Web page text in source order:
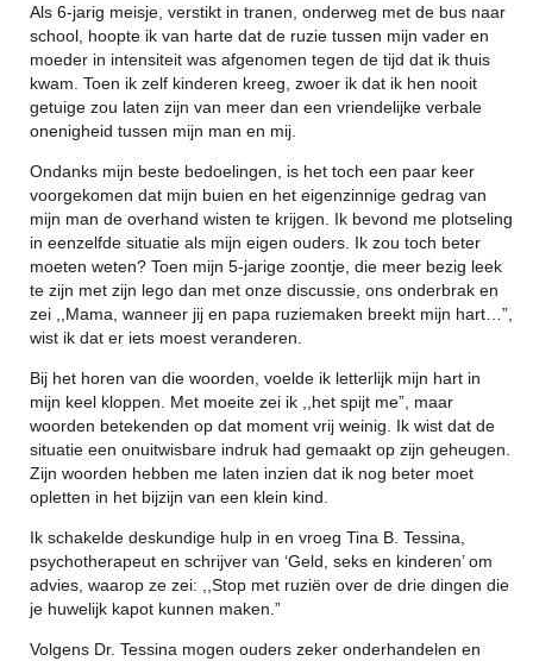
Als 6-jarig meisje, verstikt in tranen, onderweg met de bus naar
school, hoopte ik van harte dat de ruzie tussen mijn vader en
moeder in intensiteit was afgenomen tegen de tijd dat ik thuis
kwam. Toen ik zelf kinderen kreeg, zwoer ik dat ik hen nooit
getuige zou laten zijn van meer dan een vriendelijke verbale
onenigheid tussen mijn man en mij.
Ondanks mijn beste bedoelingen, is het toch een paar keer
voorgekomen dat mijn buien en het eigenzinnige gedrag van
mijn man de overhand wisten te krijgen. Ik bevond me plotseling
in eenzelfde situatie als mijn eigen ouders. Ik zou toch beter
moeten weten? Toen mijn 5-jarige zoontje, die meer bezig leek
te zijn met zijn lego dan met onze discussie, ons onderbrak en
zei ,,Mama, wanneer jij en papa ruziemaken breekt mijn hart…”,
wist ik dat er iets moest veranderen.
Bij het horen van die woorden, voelde ik letterlijk mijn hart in
mijn keel kloppen. Met moeite zei ik ,,het spijt me”, maar
woorden betekenden op dat moment vrij weinig. Ik wist dat de
situatie een onuitwisbare indruk had gemaakt op zijn geheugen.
Zijn woorden hebben me laten inzien dat ik nog beter moet
opletten in het bijzijn van een klein kind.
Ik schakelde deskundige hulp in en vroeg Tina B. Tessina,
psychotherapeut en schrijver van ‘Geld, seks en kinderen’ om
advies, waarop ze zei: ,,Stop met ruziën over de drie dingen die
je huwelijk kapot kunnen maken.”
Volgens Dr. Tessina mogen ouders zeker onderhandelen en